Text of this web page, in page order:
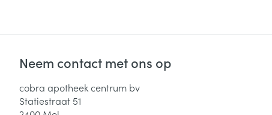
Neem contact met ons op
cobra apotheek centrum bv
Statiestraat 51